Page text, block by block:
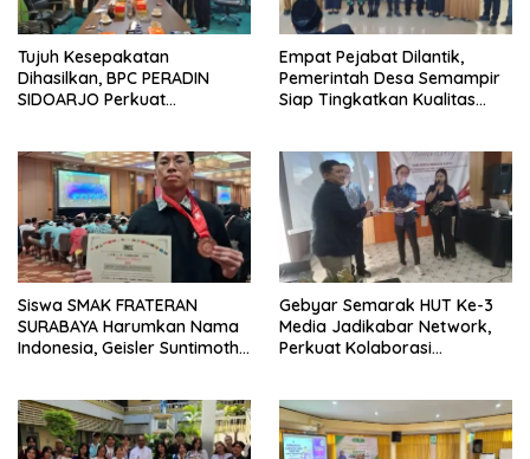
Tujuh Kesepakatan
Dihasilkan, BPC PERADIN
SIDOARJO Perkuat
Empat Pejabat Dilantik,
Pemerintah Desa Semampir
Siap Tingkatkan Kualitas
Siswa SMAK FRATERAN
SURABAYA Harumkan Nama
Indonesia, Geisler Suntimothy
Gebyar Semarak HUT Ke-3
Media Jadikabar Network,
Perkuat Kolaborasi
Pariwisata Kota Malang